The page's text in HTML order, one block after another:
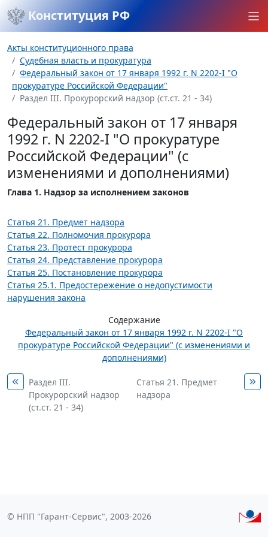
Конституция РФ
Акты конституционного права
Судебная власть и прокуратура
Федеральный закон от 17 января 1992 г. N 2202-I "О
прокуратуре Российской Федерации"
Раздел III. Прокурорский надзор (ст.ст. 21 - 34)
Федеральный закон от 17 января
1992 г. N 2202-I "О прокуратуре
Российской Федерации" (с
изменениями и дополнениями)
Глава 1. Надзор за исполнением законов
Статья 21. Предмет надзора
Статья 22. Полномочия прокурора
Статья 23. Протест прокурора
Статья 24. Представление прокурора
Статья 25. Постановление прокурора
Статья 25.1. Предостережение о недопустимости
нарушения закона
Содержание
Федеральный закон от 17 января 1992 г. N 2202-I "О
прокуратуре Российской Федерации" (с изменениями и
дополнениями)
Раздел III.
Прокурорский надзор
(ст.ст. 21 - 34)
Статья 21. Предмет
надзора
© НПП "Гарант-Сервис", 2003-2026